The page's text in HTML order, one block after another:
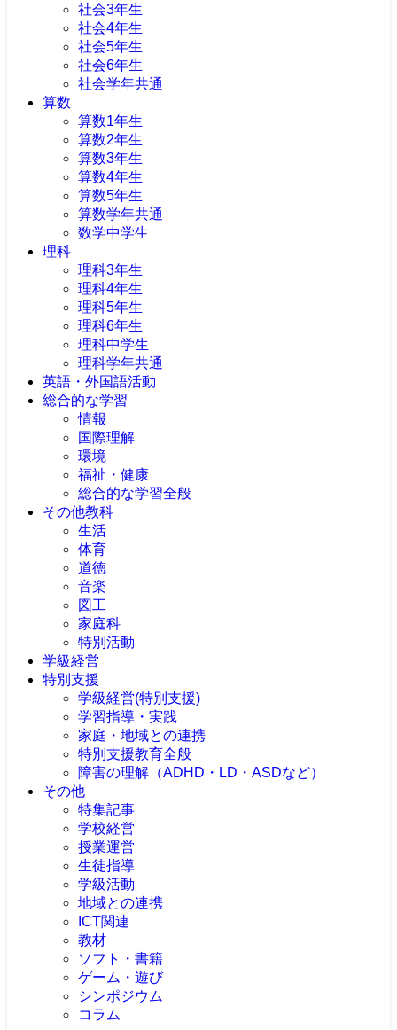
社会3年生
社会4年生
社会5年生
社会6年生
社会学年共通
算数
算数1年生
算数2年生
算数3年生
算数4年生
算数5年生
算数学年共通
数学中学生
理科
理科3年生
理科4年生
理科5年生
理科6年生
理科中学生
理科学年共通
英語・外国語活動
総合的な学習
情報
国際理解
環境
福祉・健康
総合的な学習全般
その他教科
生活
体育
道徳
音楽
図工
家庭科
特別活動
学級経営
特別支援
学級経営(特別支援)
学習指導・実践
家庭・地域との連携
特別支援教育全般
障害の理解（ADHD・LD・ASDなど）
その他
特集記事
学校経営
授業運営
生徒指導
学級活動
地域との連携
ICT関連
教材
ソフト・書籍
ゲーム・遊び
シンポジウム
コラム